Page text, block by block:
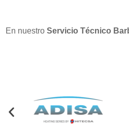
En nuestro Servicio Técnico